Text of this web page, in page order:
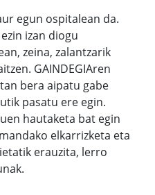
egun ospitalean da.
izan diogu
zeina, zalantzarik
GAINDEGIAren
bera aipatu gabe
pasatu ere egin.
hautaketa bat egin
elkarrizketa eta
erauzita, lerro